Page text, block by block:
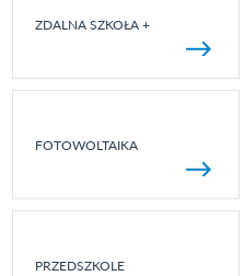
ZDALNA SZKOŁA +
FOTOWOLTAIKA
PRZEDSZKOLE